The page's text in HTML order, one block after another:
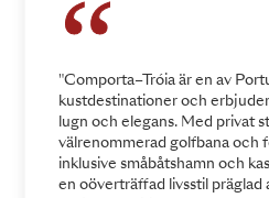
"Comporta–Tróia är en av
kustdestinationer och
lugn och elegans. Med privat
välrenommerad golfbana och
inklusive småbåtshamn och
en oöverträffad livsstil präglad